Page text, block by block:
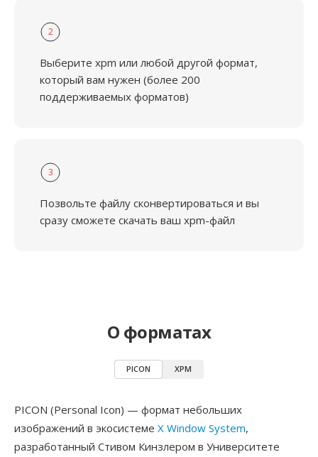
2
Выберите xpm или любой другой формат,
который вам нужен (более 200
поддерживаемых форматов)
3
Позвольте файлу сконвертироваться и вы
сразу сможете скачать ваш xpm-файл
О форматах
PICON XPM
PICON (Personal Icon) — формат небольших
изображений в экосистеме X Window System,
разработанный Стивом Кинзлером в Университете